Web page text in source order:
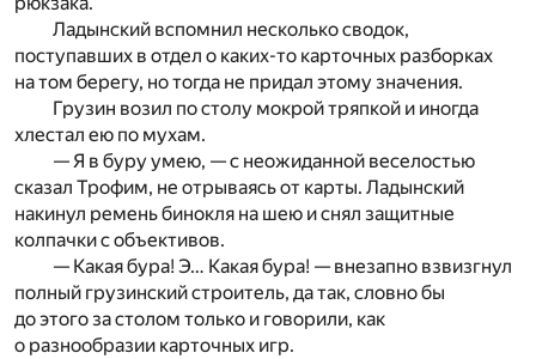
Ладынский вспомнил несколько сводок,
поступавших в отдел о каких-то карточных разборках
на том берегу, но тогда не придал этому значения.
Грузин возил по столу мокрой тряпкой и иногда
хлестал ею по мухам.
— Я в буру умею, — с неожиданной веселостью
сказал Трофим, не отрываясь от карты. Ладынский
накинул ремень бинокля на шею и снял защитные
колпачки с объективов.
— Какая бура! Э… Какая бура! — внезапно взвизгнул
полный грузинский строитель, да так, словно бы
до этого за столом только и говорили, как
о разнообразии карточных игр.